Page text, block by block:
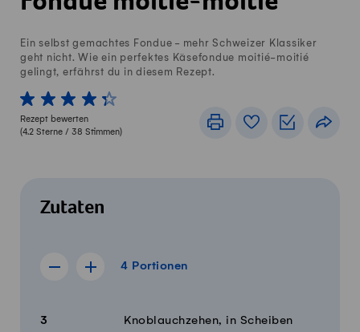
Ein selbst gemachtes Fondue - mehr Schweizer Klassiker
geht nicht. Wie ein perfektes Käsefondue moitié-moitié
gelingt, erfährst du in diesem Rezept.
1 von 5 Sterne
2 von 5 Sterne
3 von 5 Sterne
4 von 5 Sterne
5 von 5 Sterne
Rezept bewerten
(4.2 Sterne / 38 Stimmen)
DruckenRezeptbuch
Zutaten
4 Portionen
Rezept für 3 Portionen anzeigen
Rezept für 5 Portionen anzeigen
4 Portionen
Menge
3 Knoblauchzehen, in Scheiben